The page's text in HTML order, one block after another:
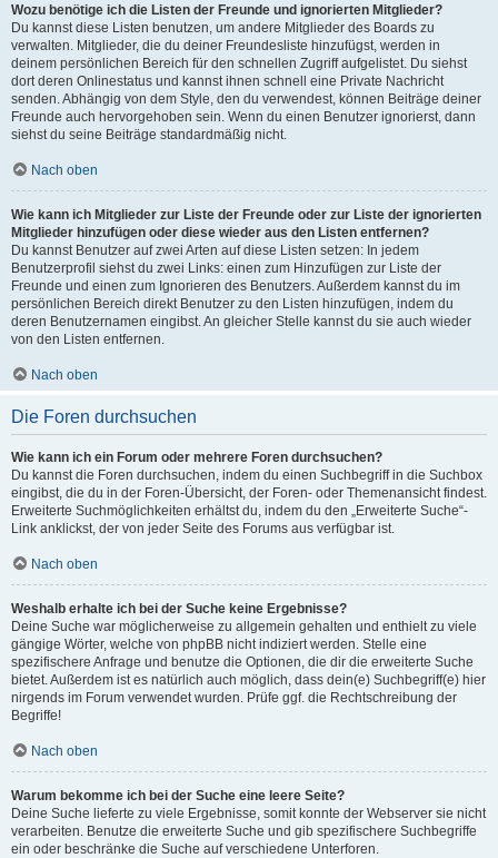
Wozu benötige ich die Listen der Freunde und ignorierten Mitglieder?
Du kannst diese Listen benutzen, um andere Mitglieder des Boards zu
verwalten. Mitglieder, die du deiner Freundesliste hinzufügst, werden in
deinem persönlichen Bereich für den schnellen Zugriff aufgelistet. Du siehst
dort deren Onlinestatus und kannst ihnen schnell eine Private Nachricht
senden. Abhängig von dem Style, den du verwendest, können Beiträge deiner
Freunde auch hervorgehoben sein. Wenn du einen Benutzer ignorierst, dann
siehst du seine Beiträge standardmäßig nicht.
Nach oben
Wie kann ich Mitglieder zur Liste der Freunde oder zur Liste der ignorierten
Mitglieder hinzufügen oder diese wieder aus den Listen entfernen?
Du kannst Benutzer auf zwei Arten auf diese Listen setzen: In jedem
Benutzerprofil siehst du zwei Links: einen zum Hinzufügen zur Liste der
Freunde und einen zum Ignorieren des Benutzers. Außerdem kannst du im
persönlichen Bereich direkt Benutzer zu den Listen hinzufügen, indem du
deren Benutzernamen eingibst. An gleicher Stelle kannst du sie auch wieder
von den Listen entfernen.
Nach oben
Die Foren durchsuchen
Wie kann ich ein Forum oder mehrere Foren durchsuchen?
Du kannst die Foren durchsuchen, indem du einen Suchbegriff in die Suchbox
eingibst, die du in der Foren-Übersicht, der Foren- oder Themenansicht findest.
Erweiterte Suchmöglichkeiten erhältst du, indem du den „Erweiterte Suche“-
Link anklickst, der von jeder Seite des Forums aus verfügbar ist.
Nach oben
Weshalb erhalte ich bei der Suche keine Ergebnisse?
Deine Suche war möglicherweise zu allgemein gehalten und enthielt zu viele
gängige Wörter, welche von phpBB nicht indiziert werden. Stelle eine
spezifischere Anfrage und benutze die Optionen, die dir die erweiterte Suche
bietet. Außerdem ist es natürlich auch möglich, dass dein(e) Suchbegriff(e) hier
nirgends im Forum verwendet wurden. Prüfe ggf. die Rechtschreibung der
Begriffe!
Nach oben
Warum bekomme ich bei der Suche eine leere Seite?
Deine Suche lieferte zu viele Ergebnisse, somit konnte der Webserver sie nicht
verarbeiten. Benutze die erweiterte Suche und gib spezifischere Suchbegriffe
ein oder beschränke die Suche auf verschiedene Unterforen.